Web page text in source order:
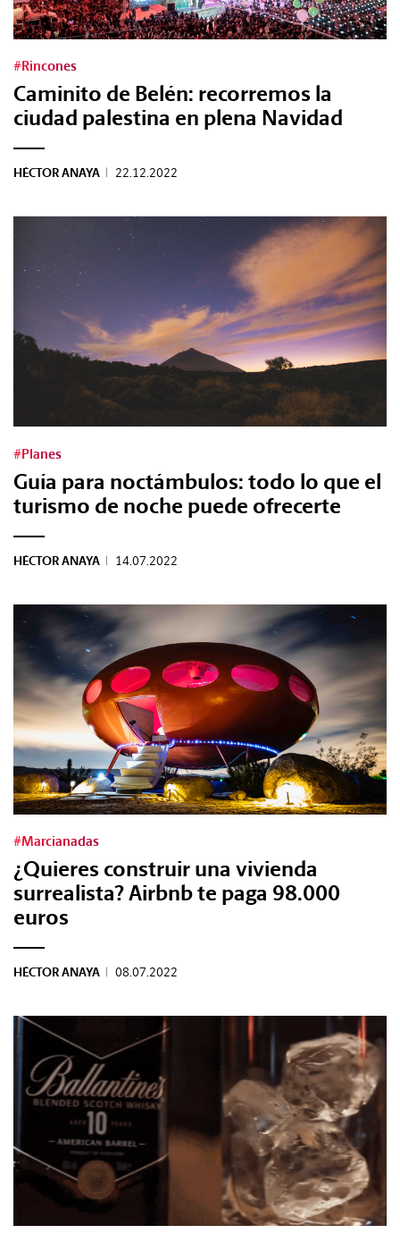
#Rincones
Caminito de Belén: recorremos la
ciudad palestina en plena Navidad
HÉCTOR ANAYA | 22.12.2022
#Planes
Guía para noctámbulos: todo lo que el
turismo de noche puede ofrecerte
HÉCTOR ANAYA | 14.07.2022
#Marcianadas
¿Quieres construir una vivienda
surrealista? Airbnb te paga 98.000
euros
HÉCTOR ANAYA | 08.07.2022
#Tendencias
#Estilo
#Marcianadas
#Pantallas
#Planes
#Diseño
#Dinero
#Rincones
REVISTAS:VIS-À-VISMINE